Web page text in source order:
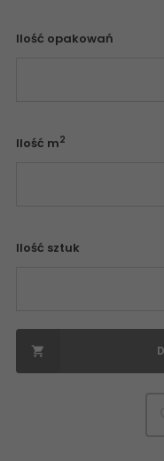
Ilość opakowań
Ilość m2
Ilość sztuk
